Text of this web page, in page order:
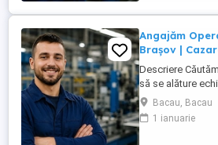
Angajăm
Brașov |
Descriere
să se alăture
domeniu
Cazare
utilate; Pachet
Bacau, Bacau
1 ianuarie